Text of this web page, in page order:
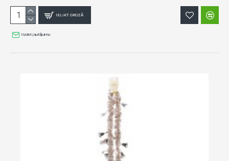
IELIKT GROZĀ
Uzdot jautājumu